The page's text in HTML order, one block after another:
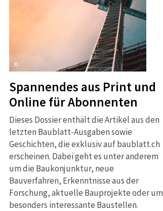
©
Spannendes aus Print und
Online für Abonnenten
Dieses Dossier enthält die Artikel aus den
letzten Baublatt-Ausgaben sowie
Geschichten, die exklusiv auf baublatt.ch
erscheinen. Dabei geht es unter anderem
um die Baukonjunktur, neue
Bauverfahren, Erkenntnisse aus der
Forschung, aktuelle Bauprojekte oder um
besonders interessante Baustellen.